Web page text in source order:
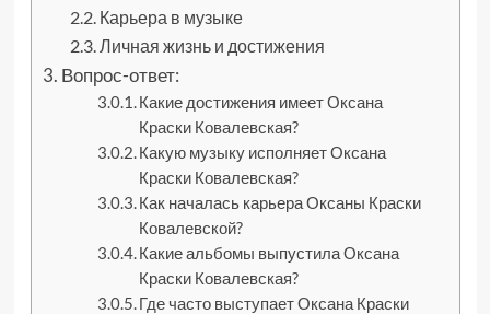
Карьера в музыке
Личная жизнь и достижения
Вопрос-ответ:
Какие достижения имеет Оксана
Краски Ковалевская?
Какую музыку исполняет Оксана
Краски Ковалевская?
Как началась карьера Оксаны Краски
Ковалевской?
Какие альбомы выпустила Оксана
Краски Ковалевская?
Где часто выступает Оксана Краски